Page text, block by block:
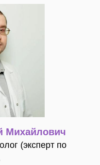
Михайлович
(эксперт по